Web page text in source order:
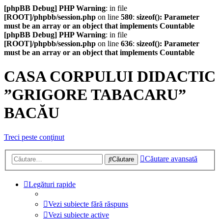
[phpBB Debug] PHP Warning: in file
[ROOT]/phpbb/session.php on line 580: sizeof(): Parameter
must be an array or an object that implements Countable
[phpBB Debug] PHP Warning: in file
[ROOT]/phpbb/session.php on line 636: sizeof(): Parameter
must be an array or an object that implements Countable
CASA CORPULUI DIDACTIC
”GRIGORE TABACARU”
BACĂU
Treci peste conţinut
Căutare Căutare avansată
Legături rapide
Vezi subiecte fără răspuns
Vezi subiecte active